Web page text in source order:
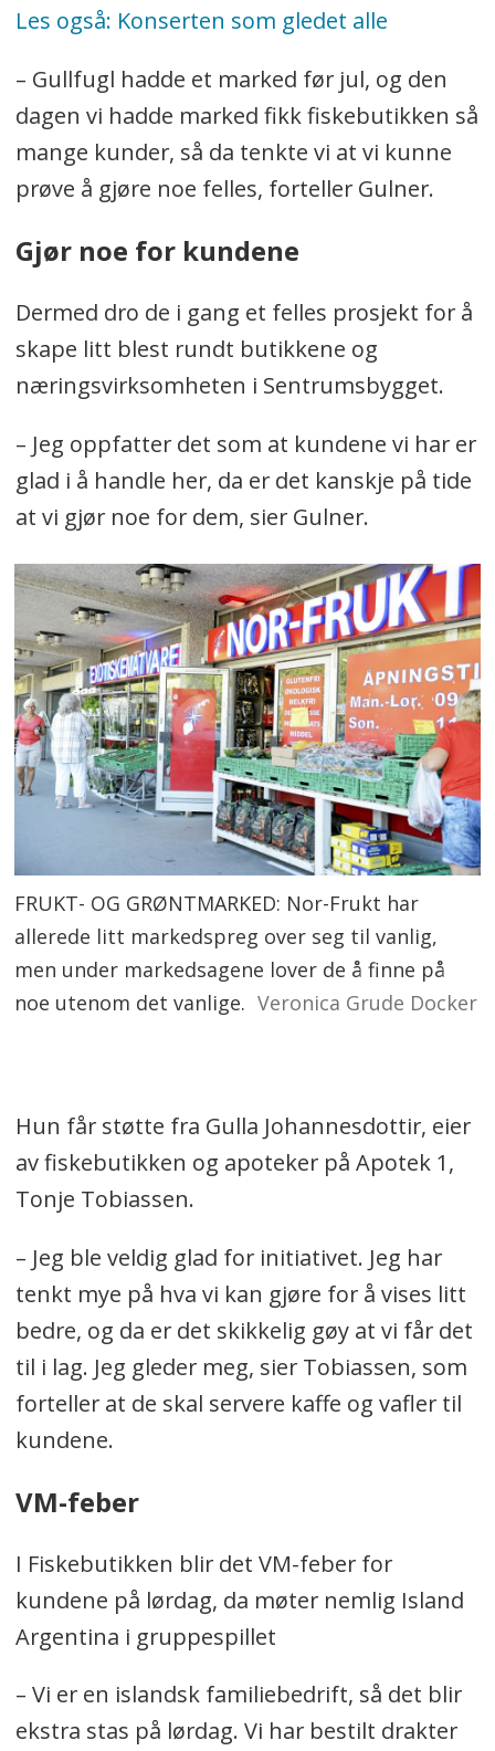
Les også: Konserten som gledet alle
– Gullfugl hadde et marked før jul, og den
dagen vi hadde marked fikk fiskebutikken så
mange kunder, så da tenkte vi at vi kunne
prøve å gjøre noe felles, forteller Gulner.
Gjør noe for kundene
Dermed dro de i gang et felles prosjekt for å
skape litt blest rundt butikkene og
næringsvirksomheten i Sentrumsbygget.
– Jeg oppfatter det som at kundene vi har er
glad i å handle her, da er det kanskje på tide
at vi gjør noe for dem, sier Gulner.
FRUKT- OG GRØNTMARKED: Nor-Frukt har
allerede litt markedspreg over seg til vanlig,
men under markedsagene lover de å finne på
noe utenom det vanlige. Veronica Grude Docker
Hun får støtte fra Gulla Johannesdottir, eier
av fiskebutikken og apoteker på Apotek 1,
Tonje Tobiassen.
– Jeg ble veldig glad for initiativet. Jeg har
tenkt mye på hva vi kan gjøre for å vises litt
bedre, og da er det skikkelig gøy at vi får det
til i lag. Jeg gleder meg, sier Tobiassen, som
forteller at de skal servere kaffe og vafler til
kundene.
VM-feber
I Fiskebutikken blir det VM-feber for
kundene på lørdag, da møter nemlig Island
Argentina i gruppespillet
– Vi er en islandsk familiebedrift, så det blir
ekstra stas på lørdag. Vi har bestilt drakter